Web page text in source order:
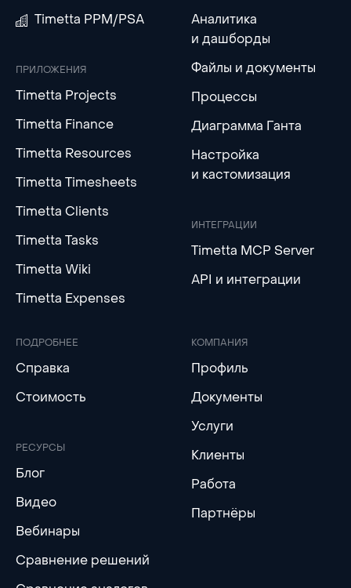
Timetta PPM/PSA
ПРИЛОЖЕНИЯ
Timetta Projects
Timetta Finance
Timetta Resources
Timetta Timesheets
Timetta Clients
Timetta Tasks
Timetta Wiki
Timetta Expenses
Аналитика
и дашборды
Файлы и документы
Процессы
Диаграмма Ганта
Настройка
и кастомизация
ИНТЕГРАЦИИ
Timetta MCP Server
API и интеграции
ПОДРОБНЕЕ
Справка
Стоимость
РЕСУРСЫ
Блог
Видео
Вебинары
Сравнение решений
КОМПАНИЯ
Профиль
Документы
Услуги
Клиенты
Работа
Партнёры